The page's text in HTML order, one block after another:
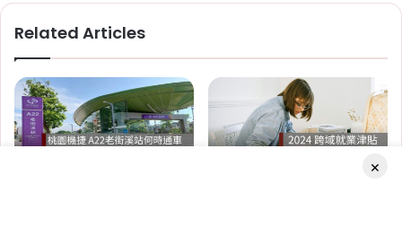
2026-06-29
後
彈
性
Related Articles
×